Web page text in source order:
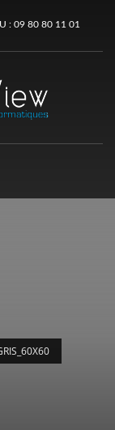
: 09 80 80 11 01